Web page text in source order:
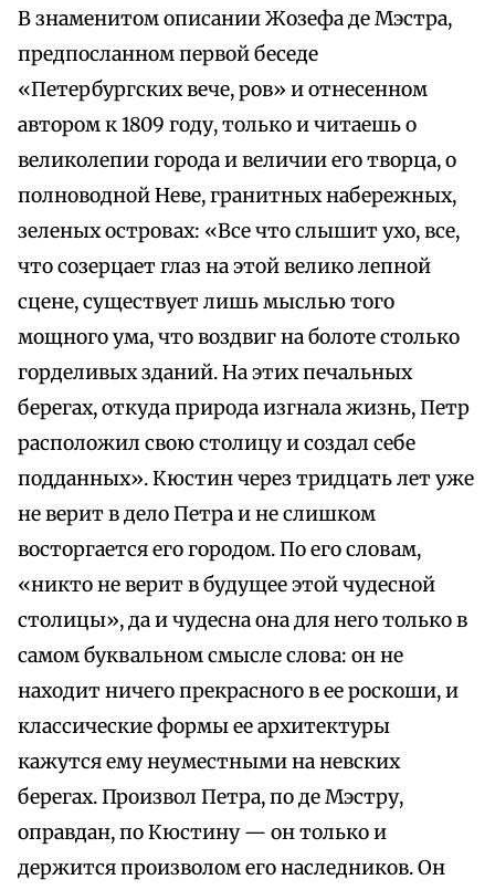
В знаменитом описании Жозефа де Мэстра,
предпосланном первой беседе
«Петербургских вече, ров» и отнесенном
автором к 1809 году, только и читаешь о
великолепии города и величии его творца, о
полноводной Неве, гранитных набережных,
зеленых островах: «Все что слышит ухо, все,
что созерцает глаз на этой велико лепной
сцене, существует лишь мыслью того
мощного ума, что воздвиг на болоте столько
горделивых зданий. На этих печальных
берегах, откуда природа изгнала жизнь, Петр
расположил свою столицу и создал себе
подданных». Кюстин через тридцать лет уже
не верит в дело Петра и не слишком
восторгается его городом. По его словам,
«никто не верит в будущее этой чудесной
столицы», да и чудесна она для него только в
самом буквальном смысле слова: он не
находит ничего прекрасного в ее роскоши, и
классические формы ее архитектуры
кажутся ему неуместными на невских
берегах. Произвол Петра, по де Мэстру,
оправдан, по Кюстину — он только и
держится произволом его наследников. Он